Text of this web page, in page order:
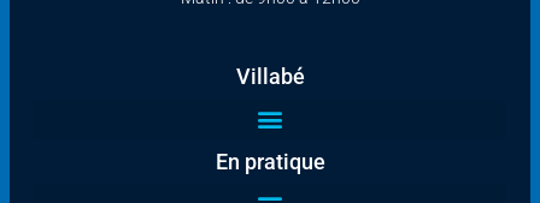
Villabé
En pratique